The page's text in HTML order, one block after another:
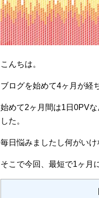
こんちは。
ブログを始めて4ヶ月が経
始めて2ヶ月間は1日0PV
した。
毎日悩みましたし何がい
そこで今回、最短で1ヶ月